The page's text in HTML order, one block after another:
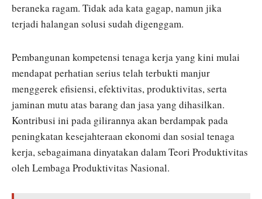
beraneka ragam. Tidak ada kata gagap, namun jika
terjadi halangan solusi sudah digenggam.
Pembangunan kompetensi tenaga kerja yang kini mulai
mendapat perhatian serius telah terbukti manjur
menggerek efisiensi, efektivitas, produktivitas, serta
jaminan mutu atas barang dan jasa yang dihasilkan.
Kontribusi ini pada gilirannya akan berdampak pada
peningkatan kesejahteraan ekonomi dan sosial tenaga
kerja, sebagaimana dinyatakan dalam Teori Produktivitas
oleh Lembaga Produktivitas Nasional.